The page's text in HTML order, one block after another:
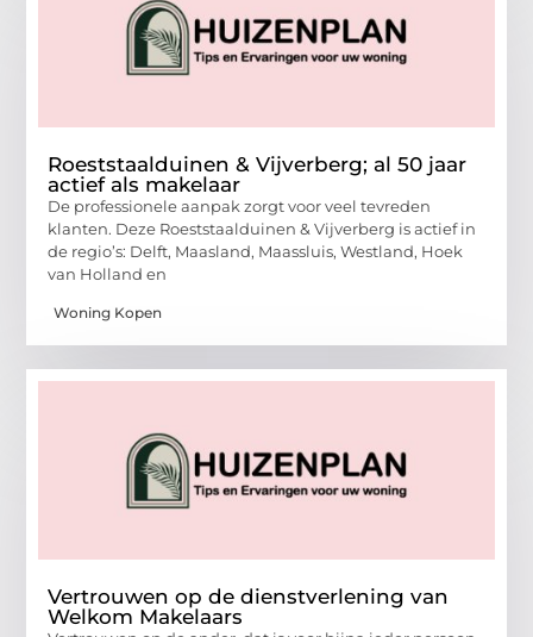
Roeststaalduinen & Vijverberg; al 50 jaar
actief als makelaar
De professionele aanpak zorgt voor veel tevreden
klanten. Deze Roeststaalduinen & Vijverberg is actief in
de regio’s: Delft, Maasland, Maassluis, Westland, Hoek
van Holland en
Woning Kopen
Vertrouwen op de dienstverlening van
Welkom Makelaars